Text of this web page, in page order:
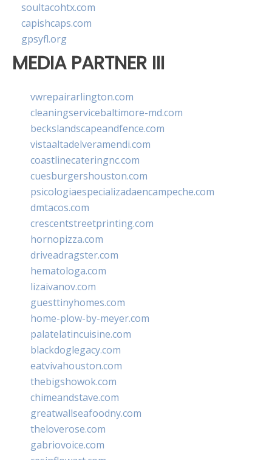
soultacohtx.com
capishcaps.com
gpsyfl.org
MEDIA PARTNER III
vwrepairarlington.com
cleaningservicebaltimore-md.com
beckslandscapeandfence.com
vistaaltadelveramendi.com
coastlinecateringnc.com
cuesburgershouston.com
psicologiaespecializadaencampeche.com
dmtacos.com
crescentstreetprinting.com
hornopizza.com
driveadragster.com
hematologa.com
lizaivanov.com
guesttinyhomes.com
home-plow-by-meyer.com
palatelatincuisine.com
blackdoglegacy.com
eatvivahouston.com
thebigshowok.com
chimeandstave.com
greatwallseafoodny.com
theloverose.com
gabriovoice.com